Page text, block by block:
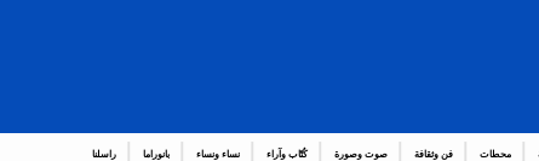
محطات فن وثقافة صوت وصورة كُتّاب وآراء نساء ونساء بانوراما راسلنا